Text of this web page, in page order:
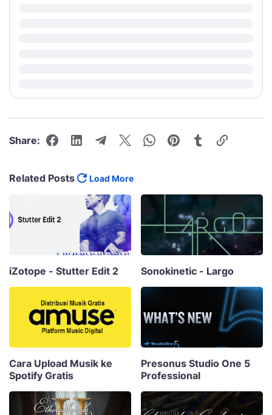
Share:
Related Posts Load More
iZotope - Stutter Edit 2 Sonokinetic - Largo
Cara Upload Musik ke
Spotify Gratis
Presonus Studio One 5
Professional